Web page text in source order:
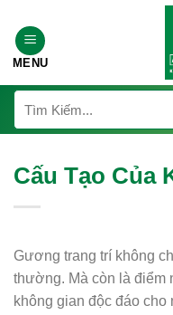
đến
nộiMENU
Tìm
kiếm:
Cấu Tạo Của
Gương trang trí không
thường. Mà còn là điểm
không gian độc đáo